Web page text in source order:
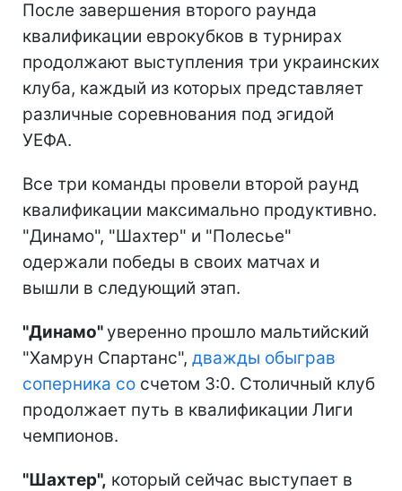
После завершения второго раунда
квалификации еврокубков в турнирах
продолжают выступления три украинских
клуба, каждый из которых представляет
различные соревнования под эгидой
УЕФА.
Все три команды провели второй раунд
квалификации максимально продуктивно.
"Динамо", "Шахтер" и "Полесье"
одержали победы в своих матчах и
вышли в следующий этап.
"Динамо"уверенно прошло мальтийский
"Хамрун Спартанс", дважды обыграв
соперника со счетом 3:0. Столичный клуб
продолжает путь в квалификации Лиги
чемпионов.
"Шахтер", который сейчас выступает в